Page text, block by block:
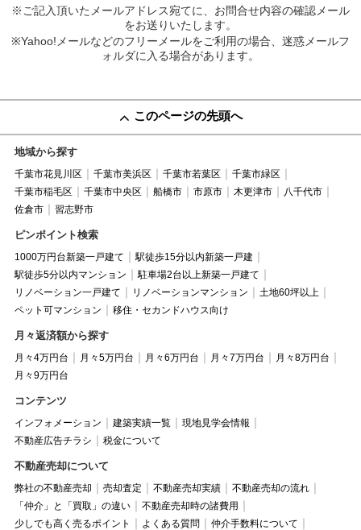
※ご記入頂いたメールアドレス宛てに、お問合せ内容の確認メール
をお送りいたします。
※Yahoo!メールなどのフリーメールをご利用の場合、迷惑メールフ
ォルダに入る場合があります。
このページの先頭へ
地域から探す
千葉市花見川区 千葉市美浜区 千葉市若葉区
千葉市緑区
千葉市稲毛区
千葉市中央区 船橋市 市原市 木更津市
八千代市
佐倉市
習志野市
ピンポイント検索
1000万円台新築一戸建て
駅徒歩15分以内新築一戸建
駅徒歩5分以内マンション
駐車場2台以上新築一戸建て
リノベーション一戸建て
リノベーションマンション
土地60坪以上
ペット可マンション
移住・セカンドハウス向け
月々返済額から探す
月々4万円台 月々5万円台 月々6万円台 月々7万円台
月々8万円台
月々9万円台
コンテンツ
インフォメーション 建築実績一覧
現地見学会情報
不動産広告チラシ
税金について
不動産売却について
弊社の不動産売却 売却査定 不動産売却実績
不動産売却の流れ
「仲介」と「買取」の違い
不動産売却時の諸費用
少しでも高く売るポイント
よくある質問
仲介手数料について